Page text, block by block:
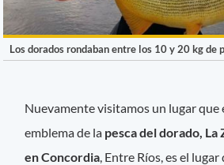
Los dorados rondaban entre los 10 y 20 kg de
Nuevamente visitamos un lugar que
emblema de la pesca del dorado, La
en Concordia , Entre Ríos, es el